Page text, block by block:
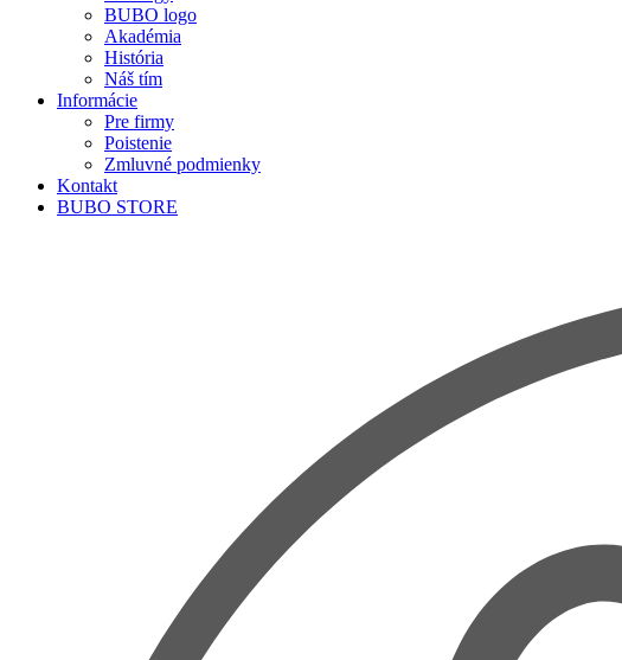
BUBO logo
Akadémia
História
Náš tím
Informácie
Pre firmy
Poistenie
Zmluvné podmienky
Kontakt
BUBO STORE